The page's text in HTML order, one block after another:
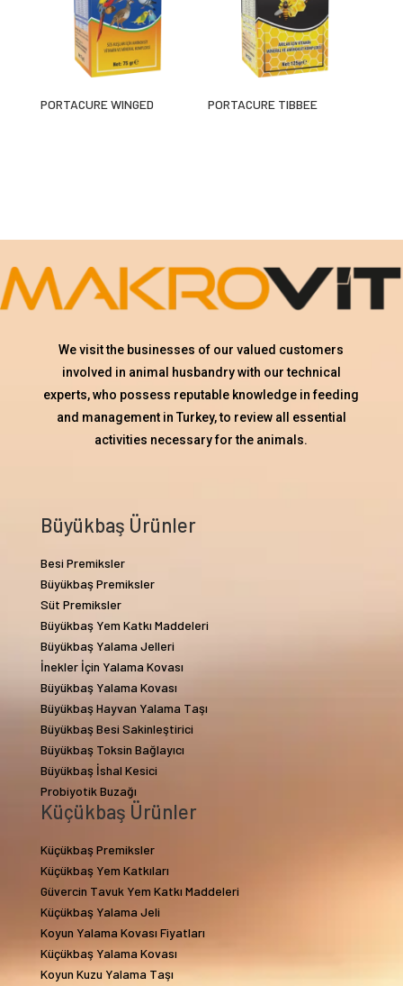
PORTACURE WINGED PORTACURE TIBBEE
We visit the businesses of our valued customers
involved in animal husbandry with our technical
experts, who possess reputable knowledge in feeding
and management in Turkey, to review all essential
activities necessary for the animals.
Büyükbaş Ürünler
Besi Premiksler
Büyükbaş Premiksler
Süt Premiksler
Büyükbaş Yem Katkı Maddeleri
Büyükbaş Yalama Jelleri
İnekler İçin Yalama Kovası
Büyükbaş Yalama Kovası
Büyükbaş Hayvan Yalama Taşı
Büyükbaş Besi Sakinleştirici
Büyükbaş Toksin Bağlayıcı
Büyükbaş İshal Kesici
Probiyotik Buzağı
Küçükbaş Ürünler
Küçükbaş Premiksler
Küçükbaş Yem Katkıları
Güvercin Tavuk Yem Katkı Maddeleri
Küçükbaş Yalama Jeli
Koyun Yalama Kovası Fiyatları
Küçükbaş Yalama Kovası
Koyun Kuzu Yalama Taşı